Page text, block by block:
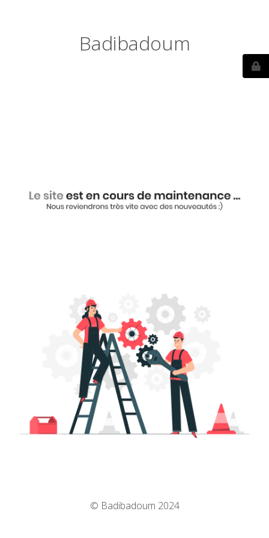
Badibadoum
© Badibadoum 2024